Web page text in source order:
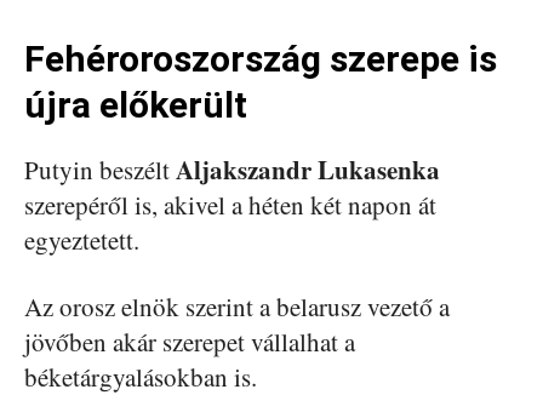
Fehéroroszország szerepe is
újra előkerült
Putyin beszéltAljakszandr Lukasenka
szerepéről is, akivel a héten két napon át
egyeztetett.
Az orosz elnök szerint a belarusz vezető a
jövőben akár szerepet vállalhat a
béketárgyalásokban is.